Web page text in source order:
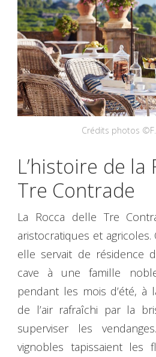
Crédits photos
L’histoire de la
Tre Contrade
La Rocca delle Tre
aristocratiques et
elle servait de résidence
cave à une famille
pendant les mois d’été,
de l’air rafraîchi par la
superviser les
vignobles tapissaient les